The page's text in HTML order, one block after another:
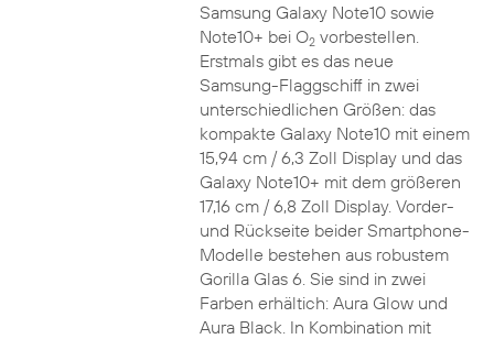
Samsung Galaxy Note10 sowie
Note10+ bei O2vorbestellen.
Erstmals gibt es das neue
Samsung-Flaggschiff in zwei
unterschiedlichen Größen: das
kompakte Galaxy Note10 mit einem
15,94 cm / 6,3 Zoll Display und das
Galaxy Note10+ mit dem größeren
17,16 cm / 6,8 Zoll Display. Vorder-
und Rückseite beider Smartphone-
Modelle bestehen aus robustem
Gorilla Glas 6. Sie sind in zwei
Farben erhältich: Aura Glow und
Aura Black. In Kombination mit